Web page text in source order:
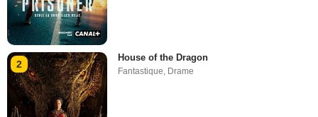
2
House of the Dragon
Fantastique Drame